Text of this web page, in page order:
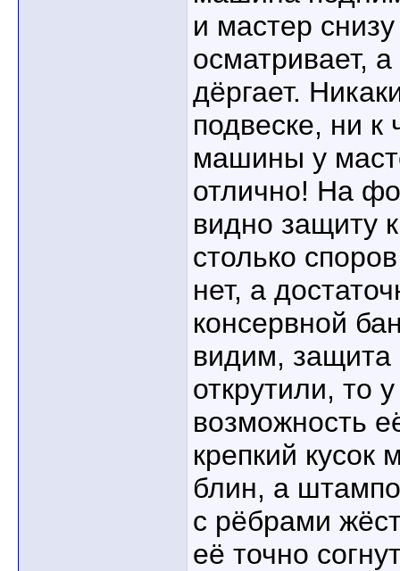
и мастер
осматривает,
дёргает.
подвеске, ни к
машины у
отлично! На
видно защиту
столько
нет, а
консервной
видим, защита
открутили, то
возможность
крепкий
блин, а
с рёбрами
её точно